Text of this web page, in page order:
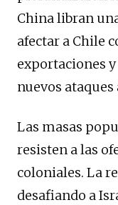
China libran
afectar a Chile
exportaciones
nuevos
Las masas
resisten a las
coloniales. La
desafiando a